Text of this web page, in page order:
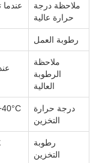
ملاحظة درجة
حرارة عالية
رطوبة العمل
ملاحظة
الرطوبة
العالية
درجة حرارة
التخزين
رطوبة
التخزين